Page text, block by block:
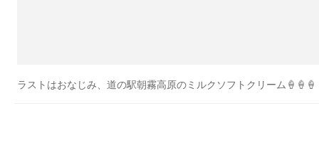
ラストはおなじみ、道の駅朝霧高原のミルクソフトクリーム🍦🍦🍦